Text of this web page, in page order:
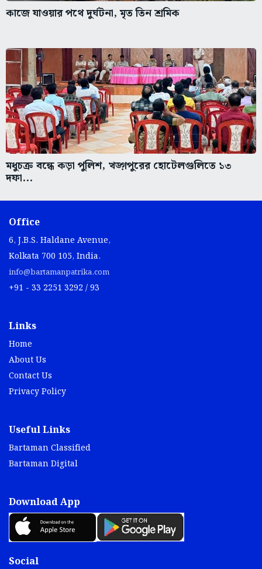
কাজে যাওয়ার পথে দুর্ঘটনা, মৃত তিন শ্রমিক
মধুচক্র বন্ধে কড়া পুলিশ, খড়্গপুরের হোটেলগুলিতে ১৩
দফা...
Office
6, J.B.S. Haldane Avenue,
Kolkata 700 105, India.
info@bartamanpatrika.com
+91 - 33 2251 3292 / 93
Links
Home
About Us
Contact Us
Privacy Policy
Useful Links
Bartaman Classified
Bartaman Digital
Download App
Social